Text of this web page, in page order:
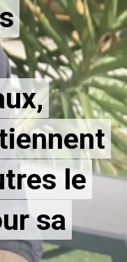
le
sa
le
sa